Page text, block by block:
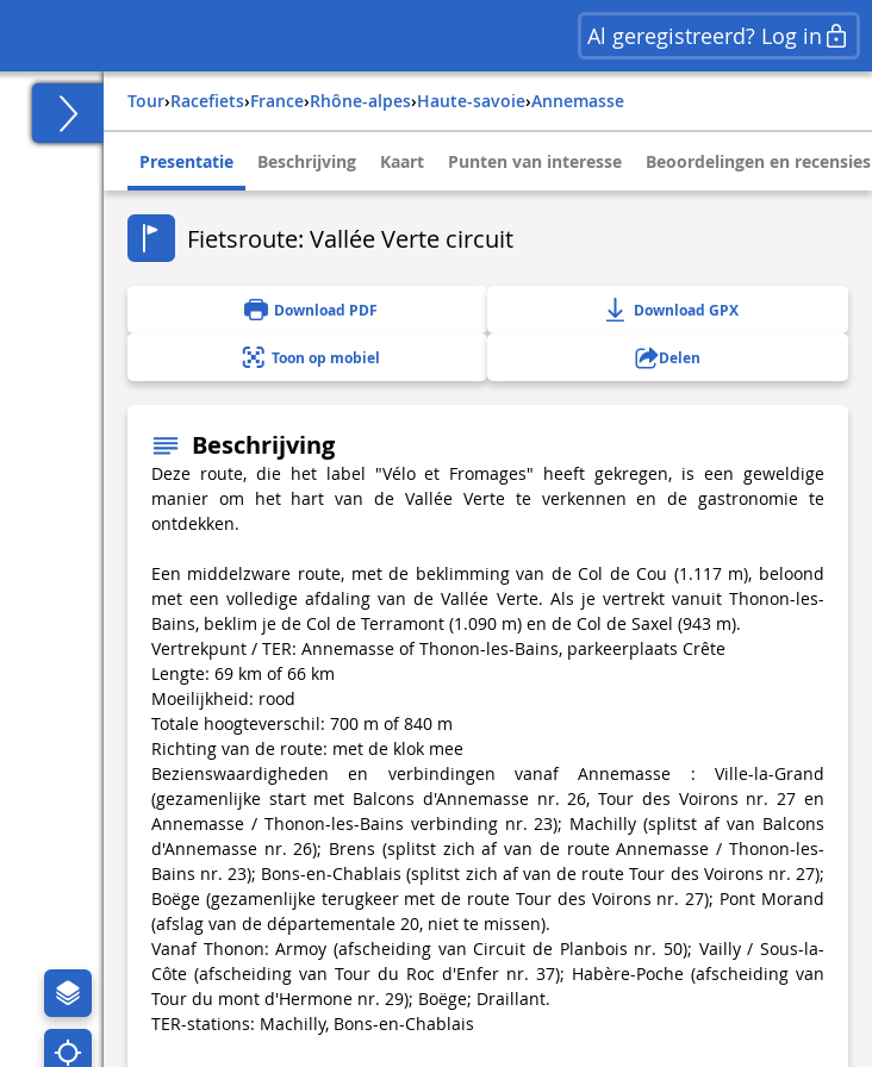
Al geregistreerd? Log in
Tour› Racefiets› france› rhône-alpes› haute-savoie› annemasse
Presentatie Beschrijving Kaart Punten van interesse Beoordelingen en recensies
Fietsroute: Vallée Verte circuit
Download PDF Download GPX
Toon op mobiel Delen
Beschrijving
Deze route, die het label "Vélo et Fromages" heeft gekregen, is een geweldige
manier om het hart van de Vallée Verte te verkennen en de gastronomie te
ontdekken.
Een middelzware route, met de beklimming van de Col de Cou (1.117 m), beloond
met een volledige afdaling van de Vallée Verte. Als je vertrekt vanuit Thonon-les-
Bains, beklim je de Col de Terramont (1.090 m) en de Col de Saxel (943 m).
Vertrekpunt / TER: Annemasse of Thonon-les-Bains, parkeerplaats Crête
Lengte: 69 km of 66 km
Moeilijkheid: rood
Totale hoogteverschil: 700 m of 840 m
Richting van de route: met de klok mee
Bezienswaardigheden en verbindingen vanaf Annemasse : Ville-la-Grand
(gezamenlijke start met Balcons d'Annemasse nr. 26, Tour des Voirons nr. 27 en
Annemasse / Thonon-les-Bains verbinding nr. 23); Machilly (splitst af van Balcons
d'Annemasse nr. 26); Brens (splitst zich af van de route Annemasse / Thonon-les-
Bains nr. 23); Bons-en-Chablais (splitst zich af van de route Tour des Voirons nr. 27);
Boëge (gezamenlijke terugkeer met de route Tour des Voirons nr. 27); Pont Morand
(afslag van de départementale 20, niet te missen).
Vanaf Thonon: Armoy (afscheiding van Circuit de Planbois nr. 50); Vailly / Sous-la-
Côte (afscheiding van Tour du Roc d'Enfer nr. 37); Habère-Poche (afscheiding van
Tour du mont d'Hermone nr. 29); Boëge; Draillant.
TER-stations: Machilly, Bons-en-Chablais